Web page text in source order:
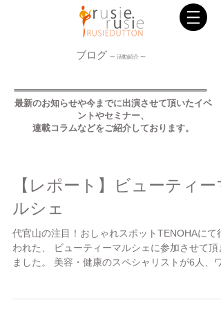
ブログ 〜 活動紹介 〜
最新のお知らせや今までに出演させて頂いたイベ
ントやセミナー、
連載コラムなどをご紹介しております。
【レポート】ビューティー
ルシェ
代官山の注目！おしゃれスポットTENOHAにて行
われた、 ビューティーマルシェに参加させて頂
ました。 美容・健康のスペシャリストが6人、ワ